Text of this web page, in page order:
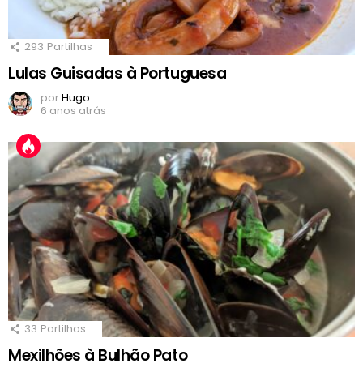
293 Partilhas
Lulas Guisadas à Portuguesa
porHugo
6 anos atrás
33 Partilhas
Mexilhões à Bulhão Pato